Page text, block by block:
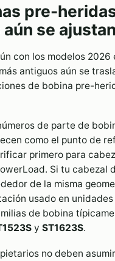
pre-
se
con los modelos 2026
antiguos aún se
de bobina pre-
de parte de
como el punto de
primero para
Si tu cabezal
de la misma
usado en
de bobina
y ST1623S.
no deben